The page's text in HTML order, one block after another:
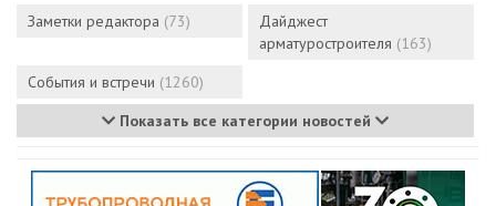
Заметки редактора (73)
Дайджест
арматуростроителя (163)
События и встречи (1260)
Показать все категории новостей